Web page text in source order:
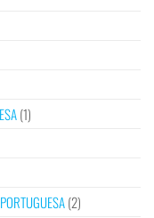
(1)
(2)